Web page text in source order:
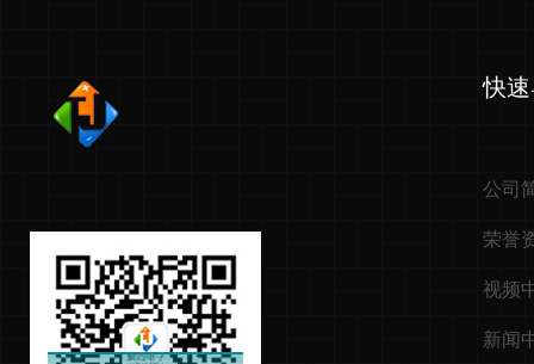
快
公司
荣誉
视频
新闻